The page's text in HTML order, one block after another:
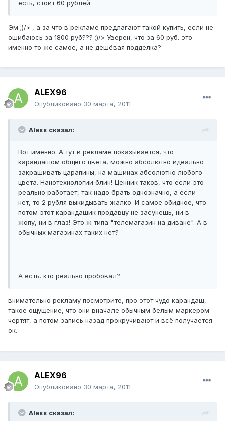
есть, стоит 60 рублей
Эм ;)/> , а за что в рекламе предлагают такой купить, если не
ошибаюсь за 1800 руб??? ;)/> Уверен, что за 60 руб. это
именно то же самое, а не дешёвая подделка?
ALEX96
Опубликовано 30 марта, 2011
Alexx сказал:
Вот именно. А тут в рекламе показывается, что
карандашом общего цвета, можно абсолютно идеально
закрашивать царапины, на машинах абсолютно любого
цвета. Нанотехнологии блин! Ценник таков, что если это
реально работает, так надо брать однозначно, а если
нет, то 2 рубля выкидывать жалко. И самое обидное, что
потом этот карандашик продавцу не засунешь, ни в
жопу, ни в глаз! Это ж типа "телемагазин на диване". А в
обычных магазинах таких нет?
А есть, кто реально пробовал?
внимательно рекламу посмотрите, про этот чудо карандаш,
такое ощущение, что они вначале обычным белым маркером
чертят, а потом запись назад прокручивают и всё получается
ок.
ALEX96
Опубликовано 30 марта, 2011
Alexx сказал: